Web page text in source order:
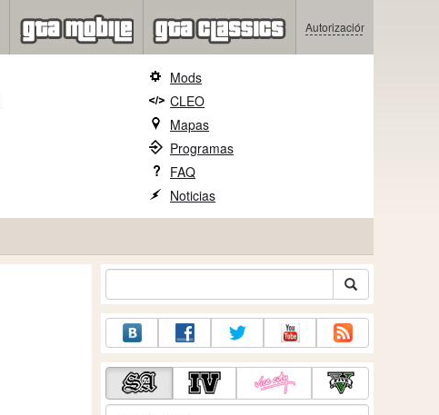
Autorización
Mods
CLEO
Mapas
Programas
FAQ
Noticias